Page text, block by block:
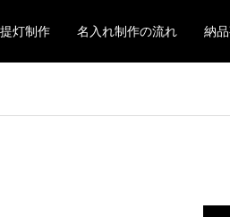
灯制作 名入れ制作の流れ 納